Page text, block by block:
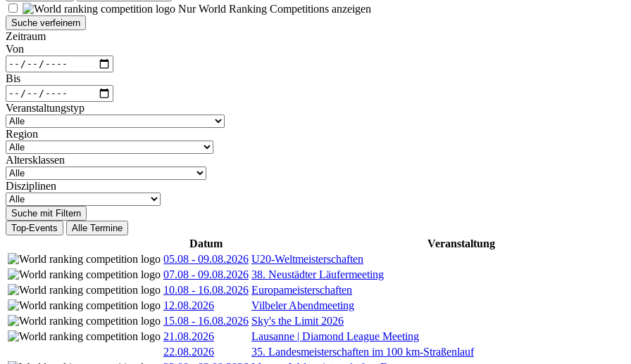
Nur World Ranking Competitions anzeigen
Suche verfeinern
Zeitraum
Von
Bis
Veranstaltungstyp
Region
Altersklassen
Disziplinen
Suche mit Filtern
Top-Events
Alle Termine
Datum Veranstaltung
05.08 - 09.08.2026 U20-Weltmeisterschaften
07.08 - 09.08.2026 38. Neustädter Läufermeeting
10.08 - 16.08.2026 Europameisterschaften
12.08.2026
Vilbeler Abendmeeting
15.08 - 16.08.2026 Sky's the Limit 2026
21.08.2026
Lausanne | Diamond League Meeting
22.08.2026
35. Landesmeisterschaften im 100 km-Straßenlauf